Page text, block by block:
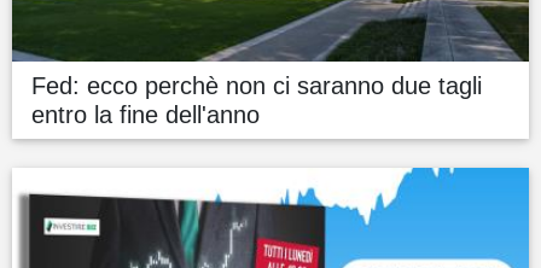
Fed: ecco perchè non ci saranno due tagli
entro la fine dell'anno